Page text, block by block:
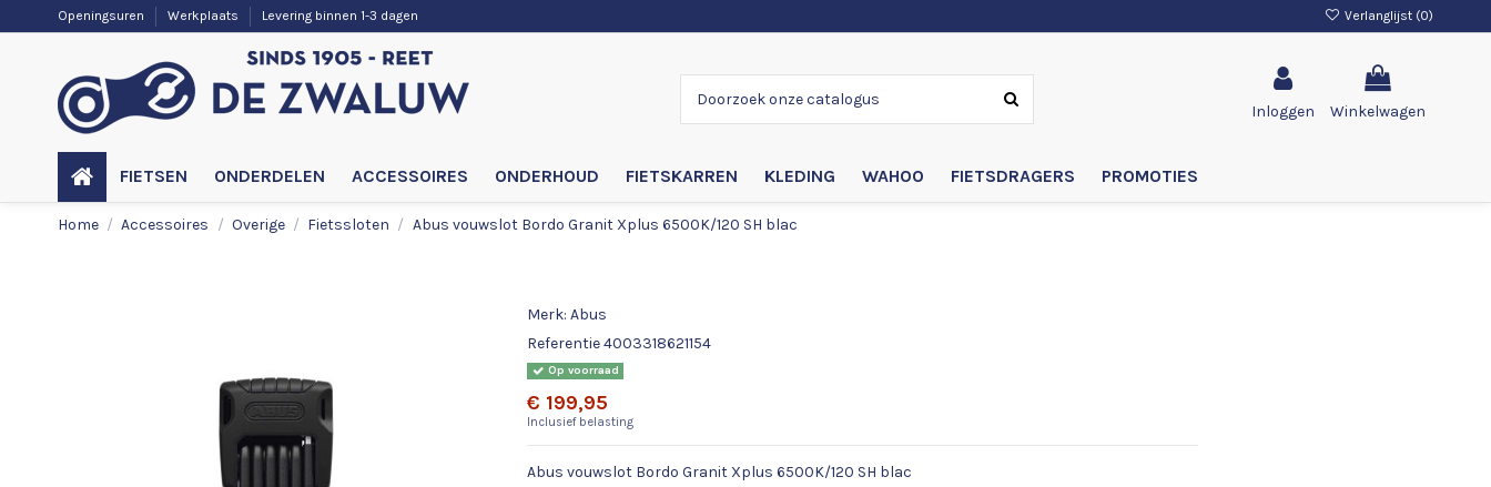
Openingsuren Werkplaats Levering binnen 1-3 dagen Verlanglijst (0)
Inloggen Winkelwagen
FIETSEN ONDERDELEN ACCESSOIRES ONDERHOUD FIETSKARREN KLEDING WAHOO FIETSDRAGERS PROMOTIES
Home Accessoires Overige Fietssloten Abus vouwslot Bordo Granit Xplus 6500K/120 SH blac
Merk: Abus
Referentie4003318621154
Op voorraad
€ 199,95
Inclusief belasting
Abus vouwslot Bordo Granit Xplus 6500K/120 SH blac